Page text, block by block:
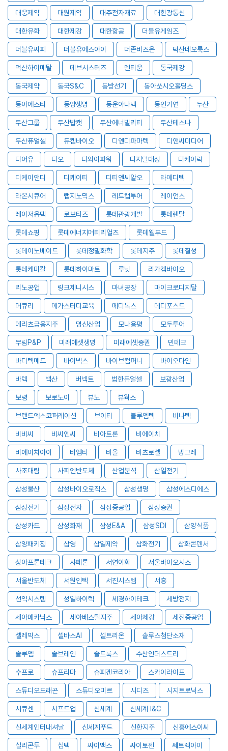
대웅제약 대원제약 대주전자재료 대한광통신
대한유화 대한제강 대한항공 더블유게임즈
더블유씨피 더블유에스아이 더존비즈온 덕산네오룩스
덕산하이메탈 데브시스터즈 덴티움 동국제강
동국제약 동국S&C 동방선기 동아쏘시오홀딩스
동아에스티 동양생명 동운아나텍 동인기연 두산
두산그룹 두산밥캣 두산에너빌리티 두산테스나
두산퓨얼셀 듀켐바이오 디앤디파마텍 디앤씨미디어
디어유 디오 디와이파워 디지털대성 디케이락
디케이앤디 디케이티 디티앤씨알오 라메디텍
라온시큐어 랩지노믹스 레드캡투어 레이언스
레이저옵텍 로보티즈 롯데관광개발 롯데렌탈
롯데쇼핑 롯데에너지머티리얼즈 롯데웰푸드
롯데이노베이트 롯데정밀화학 롯데지주 롯데칠성
롯데케미칼 롯데하이마트 루닛 리가켐바이오
리노공업 링크제니시스 마녀공장 마이크로디지탈
머큐리 메가스터디교육 메디톡스 메디포스트
메리츠금융지주 명신산업 모나용평 모두투어
무림P&P 미래에셋생명 미래에셋증권 민테크
바디텍메드 바이넥스 바이브컴퍼니 바이오다인
바텍 백산 버넥트 범한퓨얼셀 보광산업
보령 보로노이 뷰노 뷰웍스
브랜드엑스코퍼레이션 브이티 블루엠텍 비나텍
비비씨 비씨엔씨 비아트론 비에이치
비에이치아이 비엠티 비올 비츠로셀 빙그레
사조대림 사피엔반도체 산업분석 산일전기
삼성물산 삼성바이오로직스 삼성생명 삼성에스디에스
삼성전기 삼성전자 삼성중공업 삼성증권
삼성카드 삼성화재 삼성E&A 삼성SDI 삼양식품
삼양패키징 삼영 삼일제약 삼화전기 삼화콘덴서
상아프론테크 샤페론 서연이화 서울바이오시스
서울반도체 서원인텍 서진시스템 서흥
선익시스템 성일하이텍 세경하이테크 세방전지
세아메카닉스 세아베스틸지주 세아제강 세진중공업
셀레믹스 셀바스AI 셀트리온 솔루스첨단소재
솔루엠 솔브레인 솔트룩스 수산인더스트리
수프로 슈프리마 슈피겐코리아 스카이라이프
스튜디오드래곤 스튜디오미르 시디즈 시지트로닉스
시큐센 시프트업 신세계 신세계 I&C
신세계인터내셔날 신세계푸드 신한지주 신흥에스이씨
실리콘투 심텍 싸이맥스 싸이토젠 쎄트렉아이